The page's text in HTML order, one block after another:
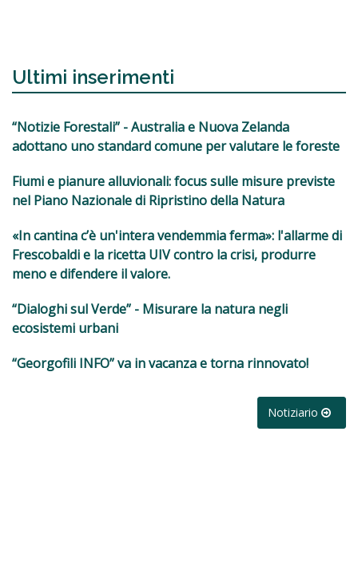
Ultimi inserimenti
“Notizie Forestali” - Australia e Nuova Zelanda
adottano uno standard comune per valutare le foreste
Fiumi e pianure alluvionali: focus sulle misure previste
nel Piano Nazionale di Ripristino della Natura
«In cantina c’è un'intera vendemmia ferma»: l'allarme di
Frescobaldi e la ricetta UIV contro la crisi, produrre
meno e difendere il valore.
“Dialoghi sul Verde” - Misurare la natura negli
ecosistemi urbani
“Georgofili INFO” va in vacanza e torna rinnovato!
Notiziario